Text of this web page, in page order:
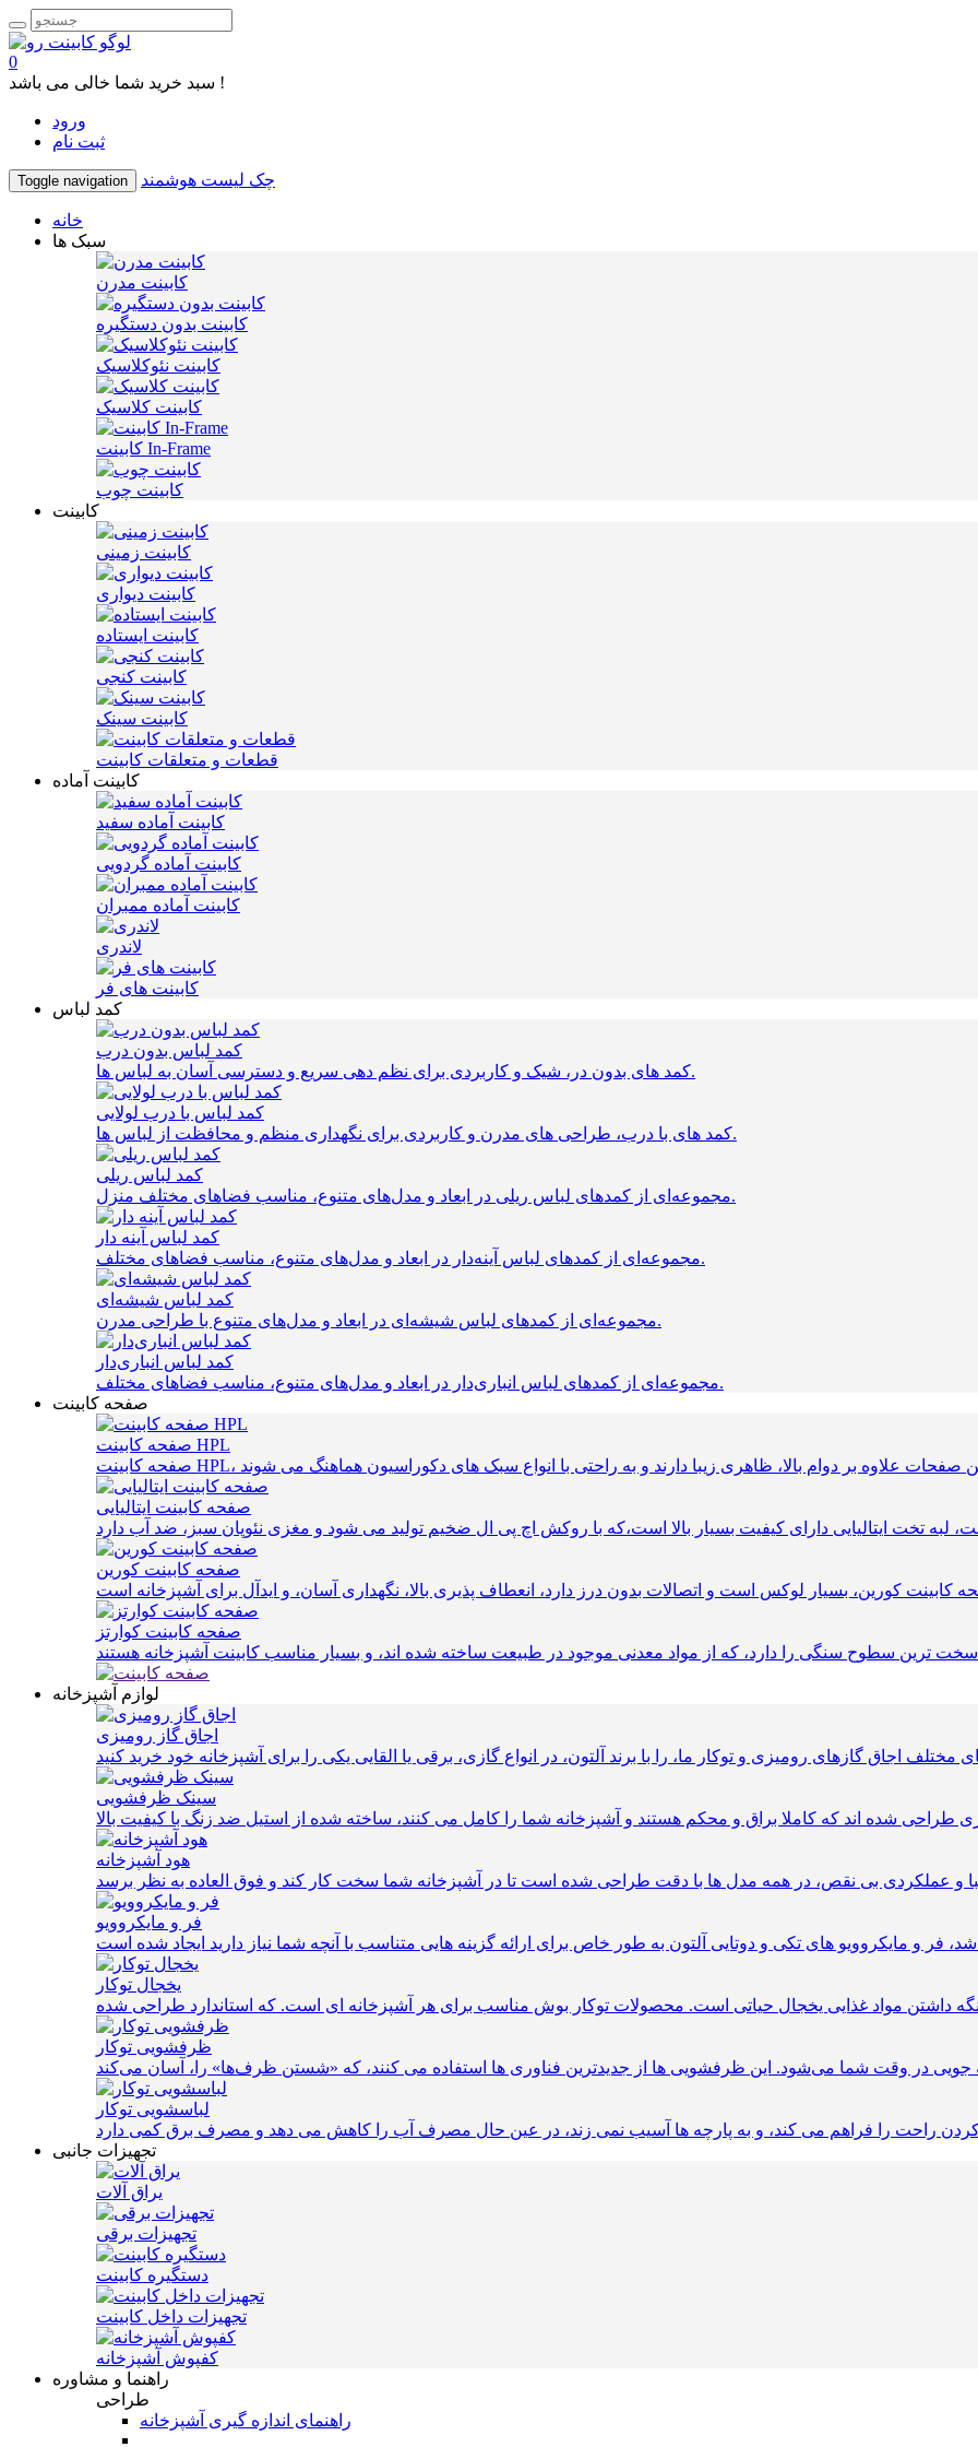
0
سبد خرید شما خالی می باشد !
ورود
ثبت نام
Toggle navigation چک لیست هوشمند
خانه
سبک ها
کابینت مدرن
کابینت بدون دستگیره
کابینت نئوکلاسیک
کابینت کلاسیک
کابینت In-Frame
کابینت چوب
کابینت
کابینت زمینی
کابینت دیواری
کابینت ایستاده
کابینت کنجی
کابینت سینک
قطعات و متعلقات کابینت
کابینت آماده
کابینت آماده سفید
کابینت آماده گردویی
کابینت آماده ممبران
لاندری
کابینت های فر
کمد لباس
کمد لباس بدون درب
کمد های بدون در، شیک و کاربردی برای نظم‌ دهی سریع و دسترسی آسان به لباس‌ ها.
کمد لباس با درب لولایی
کمد های با درب، طراحی‌ های مدرن و کاربردی برای نگهداری منظم و محافظت از لباس‌ ها.
کمد لباس ریلی
مجموعه‌ای از کمدهای لباس ریلی در ابعاد و مدل‌های متنوع، مناسب فضاهای مختلف منزل.
کمد لباس آینه دار
مجموعه‌ای از کمدهای لباس آینه‌دار در ابعاد و مدل‌های متنوع، مناسب فضاهای مختلف.
کمد لباس شیشه‌ای
مجموعه‌ای از کمدهای لباس شیشه‌ای در ابعاد و مدل‌های متنوع با طراحی مدرن.
کمد لباس انباری‌دار
مجموعه‌ای از کمدهای لباس انباری‌دار در ابعاد و مدل‌های متنوع، مناسب فضاهای مختلف.
صفحه کابینت
صفحه کابینت HPL
صفحه کابینت ایتالیایی
صفحه کابینت کورین
صفحه کابینت کوارتز
لوازم آشپزخانه
اجاق گاز رومیزی
سینک ظرفشویی
شده اند که کاملا براق و محکم هستند و آشپزخانه شما را کامل می کنند، ساخته شده از استیل ضد زنگ با کیفیت بالا
هود آشپزخانه
فر و مایکروویو
یخجال توکار
ظرفشویی توکار
لباسشویی توکار
تجهیزات جانبی
یراق آلات
تجهیزات برقی
دستگیره کابینت
تجهیزات داخل کابینت
کفپوش آشپزخانه
راهنما و مشاوره
طراحی
راهنمای اندازه گیری آشپزخانه